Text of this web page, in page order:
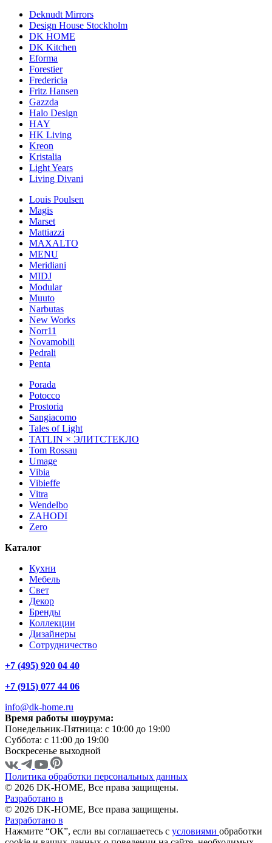
Deknudt Mirrors
Design House Stockholm
DK HOME
DK Kitchen
Eforma
Forestier
Fredericia
Fritz Hansen
Gazzda
Halo Design
HAY
HK Living
Kreon
Kristalia
Light Years
Living Divani
Louis Poulsen
Magis
Marset
Mattiazzi
MAXALTO
MENU
Meridiani
MIDJ
Modular
Muuto
Narbutas
New Works
Norr11
Novamobili
Pedrali
Penta
Porada
Potocco
Prostoria
Sangiacomo
Tales of Light
TATLIN × ЭЛИТСТЕКЛО
Tom Rossau
Umage
Vibia
Vibieffe
Vitra
Wendelbo
ZAHODI
Zero
Каталог
Кухни
Мебель
Свет
Декор
Бренды
Коллекции
Дизайнеры
Сотрудничество
+7 (495) 920 04 40
+7 (915) 077 44 06
info@dk-home.ru
Время работы шоурума:
Понедельник-Пятница: c 10:00 до 19:00
Суббота: c 11:00 до 19:00
Воскресенье выходной
Политика обработки персональных данных
© 2026 DK-HOME, Все права защищены.
Разработано в
© 2026 DK-HOME, Все права защищены.
Разработано в
Нажмите “ОК”, если вы соглашаетесь с условиями обработки